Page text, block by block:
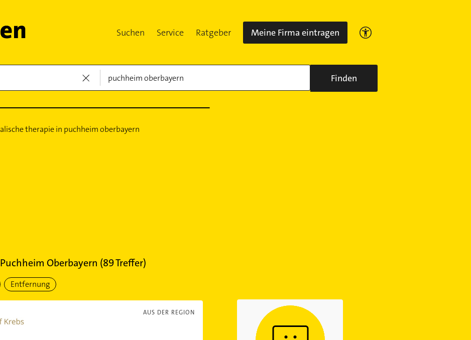
Suchen Service Ratgeber Meine Firma eintragen
Finden
Puchheim Oberbayern (89Treffer)
Entfernung
AUS DER REGION